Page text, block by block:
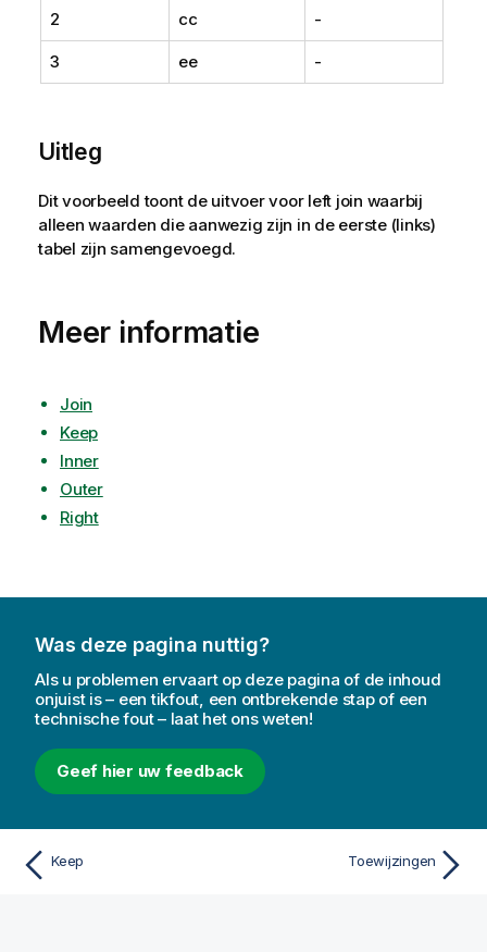
2 cc -
3 ee -
Uitleg
Dit voorbeeld toont de uitvoer voor left join waarbij
alleen waarden die aanwezig zijn in de eerste (links)
tabel zijn samengevoegd.
Meer informatie
Join
Keep
Inner
Outer
Right
Was deze pagina nuttig?
Als u problemen ervaart op deze pagina of de inhoud
onjuist is – een tikfout, een ontbrekende stap of een
technische fout – laat het ons weten!
Geef hier uw feedback
Keep Toewijzingen